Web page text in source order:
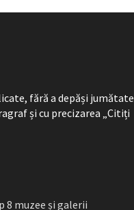
fără a depăși jumătate
și cu precizarea „Citiți
8 muzee și galerii